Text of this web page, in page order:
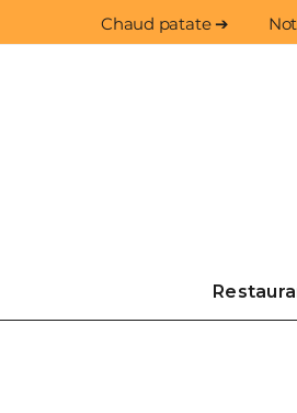
Chaud patate ➔